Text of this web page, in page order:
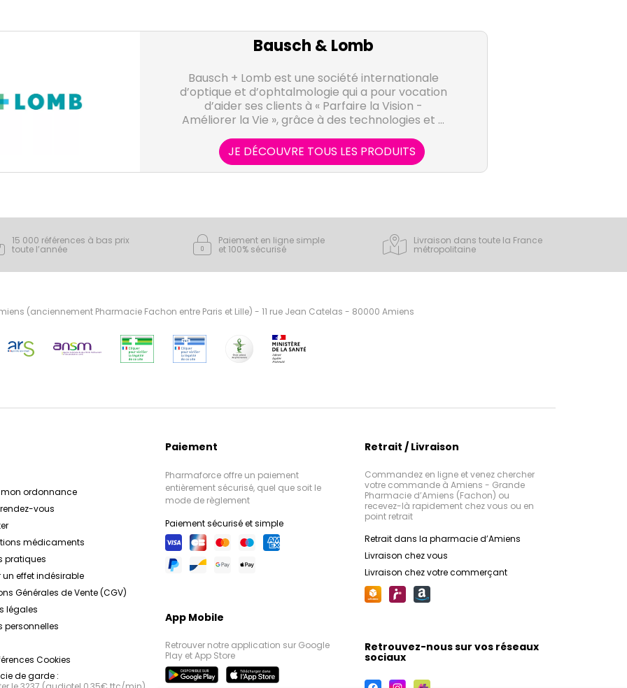
Bausch & Lomb
Bausch + Lomb est une société internationale
d’optique et d’ophtalmologie qui a pour vocation
d’aider ses clients à « Parfaire la Vision -
Améliorer la Vie », grâce à des technologies et à
JE DÉCOUVRE TOUS LES PRODUITS
15 000 références à bas prix
toute l’année
Paiement en ligne simple
et 100% sécurisé
Livraison dans toute la France
métropolitaine
(anciennement Pharmacie Fachon entre Paris et Lille) - 11 rue Jean Catelas - 80000 Amiens
mon ordonnance
vous
médicaments
pratiques
un effet indésirable
Générales de Vente (CGV)
légales
personnelles
Cookies
de garde :
Paiement
Pharmaforce offre un paiement
entièrement sécurisé, quel que soit le
mode de règlement
Paiement sécurisé et simple
App Mobile
Retrouver notre application sur Google
Play et App Store
Retrait / Livraison
Commandez en ligne et venez chercher
votre commande à Amiens - Grande
Pharmacie d’Amiens (Fachon) ou
recevez-là rapidement chez vous ou en
point retrait
Retrait dans la pharmacie d’Amiens
Livraison chez vous
Livraison chez votre commerçant
Retrouvez-nous sur vos réseaux
sociaux